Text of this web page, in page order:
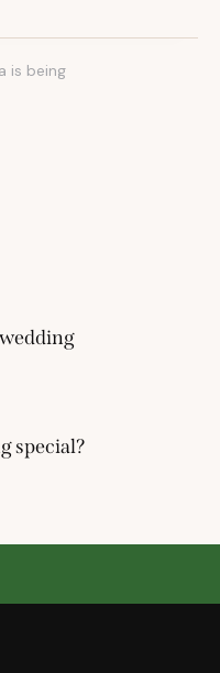
is being
special?